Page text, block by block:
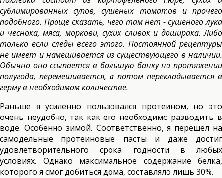
сублимированных супов, сушеных томатов и прочего
подобного. Проще сказать, чего там нет - сушеного лука
и чеснока, мяса, моркови, сухих сливок и доширака. Либо
только если следы всего этого. Постоянной рецептуры
не имеет и намешивается из существующего в наличии.
Обычно оно ссыпается в большую банку на протяжении
полугода, перемешивается, а потом перекладывается в
герму в необходимом количестве.
Раньше я усиленно пользовался протеином, но это
очень неудобно, так как его необходимо разводить в
воде. Особенно зимой. Соответственно, я перешел на
самодельные протеиновые пасты и даже достиг
удовлетворительного срока годности в любых
условиях. Однако максимальное содержание белка,
которого я смог добиться дома, составляло лишь 30%.